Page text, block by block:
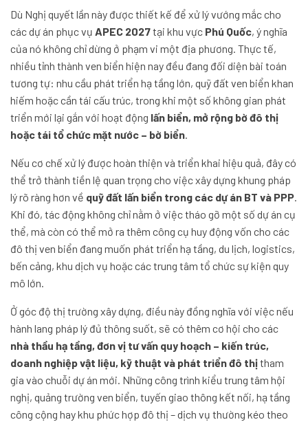
Dù Nghị quyết lần này được thiết kế để xử lý vướng mắc cho
các dự án phục vụ APEC 2027tại khu vực Phú Quốc, ý nghĩa
của nó không chỉ dừng ở phạm vi một địa phương. Thực tế,
nhiều tỉnh thành ven biển hiện nay đều đang đối diện bài toán
tương tự: nhu cầu phát triển hạ tầng lớn, quỹ đất ven biển khan
hiếm hoặc cần tái cấu trúc, trong khi một số không gian phát
triển mới lại gắn với hoạt động lấn biển, mở rộng bờ đô thị
hoặc tái tổ chức mặt nước – bờ biển
Nếu cơ chế xử lý được hoàn thiện và triển khai hiệu quả, đây có
thể trở thành tiền lệ quan trọng cho việc xây dựng khung pháp
lý rõ ràng hơn về quỹ đất lấn biển trong các dự án BT và PPP
Khi đó, tác động không chỉ nằm ở việc tháo gỡ một số dự án cụ
thể, mà còn có thể mở ra thêm công cụ huy động vốn cho các
đô thị ven biển đang muốn phát triển hạ tầng, du lịch, logistics,
bến cảng, khu dịch vụ hoặc các trung tâm tổ chức sự kiện quy
mô lớn.
Ở góc độ thị trường xây dựng, điều này đồng nghĩa với việc nếu
hành lang pháp lý đủ thông suốt, sẽ có thêm cơ hội cho các
nhà thầu hạ tầng, đơn vị tư vấn quy hoạch – kiến trúc,
doanh nghiệp vật liệu, kỹ thuật và phát triển đô thịtham
gia vào chuỗi dự án mới. Những công trình kiểu trung tâm hội
nghị, quảng trường ven biển, tuyến giao thông kết nối, hạ tầng
công cộng hay khu phức hợp đô thị – dịch vụ thường kéo theo